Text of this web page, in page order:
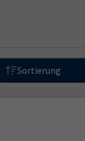
Sortierung